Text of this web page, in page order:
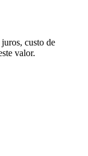
custo de
valor.